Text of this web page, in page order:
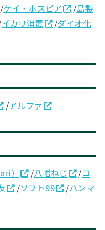
/ケイ・ホスピア /島製
イカリ消毒 /ダイオ化
/アルファ
） /八幡ねじ /コ
/ソフト99 /ハンマ